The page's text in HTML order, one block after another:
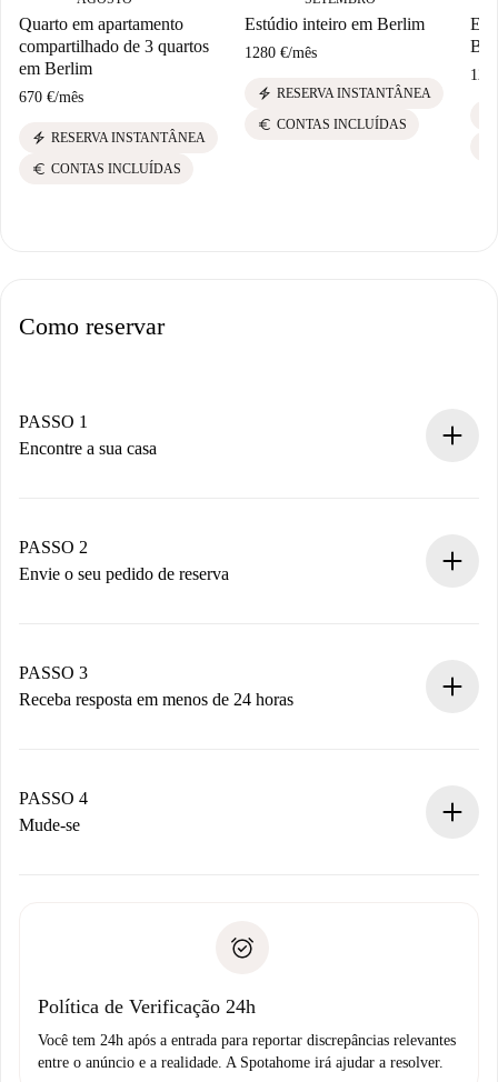
Quarto em apartamento
compartilhado de 3 quartos
em Berlim
670 €/mês
electric_bolt RESERVA INSTANTÂNEA
euro CONTAS INCLUÍDAS
Estúdio inteiro em Berlim
1280 €/mês
electric_bolt RESERVA INSTANTÂNEA
euro CONTAS INCLUÍDAS
Como reservar
PASSO 1
Encontre a sua casa
Você tem todas as informações necessárias
antecipadamente.
PASSO 2
Envie o seu pedido de reserva
Não cobramos nada até que o proprietário confirme.
PASSO 3
Receba resposta em menos de 24 horas
proprietário.
Se recusada: não cobraremos nada e ofereceremos
Débito direto bancário
PASSO 4
Mude-se
não comunicar nenhum problema.
Política de Verificação 24h
Você tem 24h após a entrada para reportar discrepâncias relevantes
entre o anúncio e a realidade. A Spotahome irá ajudar a resolver.